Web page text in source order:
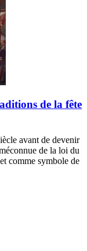
de la fête
avant de devenir
de la loi du
comme symbole de